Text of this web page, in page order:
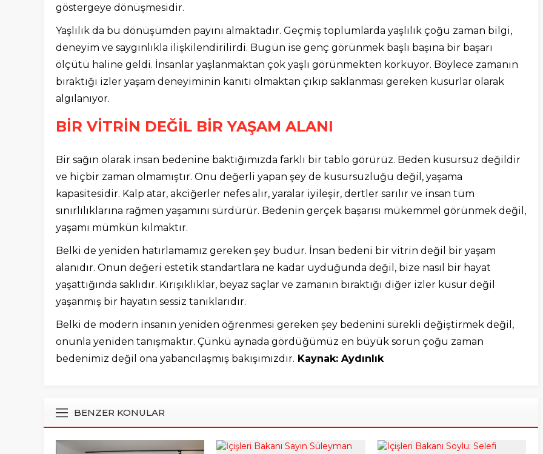
göstergeye dönüşmesidir.
Yaşlılık da bu dönüşümden payını almaktadır. Geçmiş toplumlarda yaşlılık çoğu zaman bilgi,
deneyim ve saygınlıkla ilişkilendirilirdi. Bugün ise genç görünmek başlı başına bir başarı
ölçütü haline geldi. İnsanlar yaşlanmaktan çok yaşlı görünmekten korkuyor. Böylece zamanın
bıraktığı izler yaşam deneyiminin kanıtı olmaktan çıkıp saklanması gereken kusurlar olarak
algılanıyor.
BİR VİTRİN DEĞİL BİR YAŞAM ALANI
Bir sağın olarak insan bedenine baktığımızda farklı bir tablo görürüz. Beden kusursuz değildir
ve hiçbir zaman olmamıştır. Onu değerli yapan şey de kusursuzluğu değil, yaşama
kapasitesidir. Kalp atar, akciğerler nefes alır, yaralar iyileşir, dertler sarılır ve insan tüm
sınırlılıklarına rağmen yaşamını sürdürür. Bedenin gerçek başarısı mükemmel görünmek değil,
yaşamı mümkün kılmaktır.
Belki de yeniden hatırlamamız gereken şey budur. İnsan bedeni bir vitrin değil bir yaşam
alanıdır. Onun değeri estetik standartlara ne kadar uyduğunda değil, bize nasıl bir hayat
yaşattığında saklıdır. Kırışıklıklar, beyaz saçlar ve zamanın bıraktığı diğer izler kusur değil
yaşanmış bir hayatın sessiz tanıklarıdır.
Belki de modern insanın yeniden öğrenmesi gereken şey bedenini sürekli değiştirmek değil,
onunla yeniden tanışmaktır. Çünkü aynada gördüğümüz en büyük sorun çoğu zaman
bedenimiz değil ona yabancılaşmış bakışımızdır. Kaynak: Aydınlık
BENZER KONULAR